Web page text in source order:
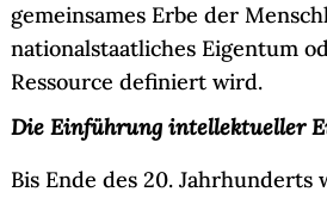
gemeinsames Erbe der
nationalstaatliches Eigentum
Ressource definiert wird.
Die Einführung intellektueller
Bis Ende des 20.